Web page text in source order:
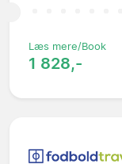
Læs mere/Book
1 828,-